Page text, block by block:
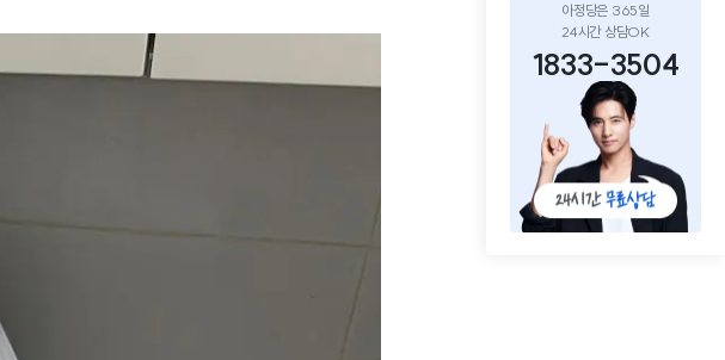
아정당은 365일
24시간 상담OK
1833-3504